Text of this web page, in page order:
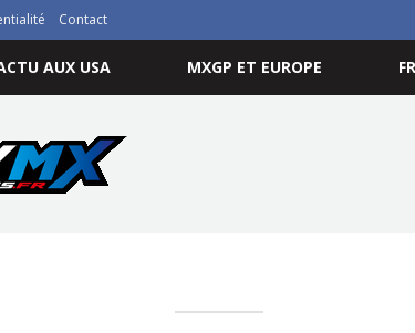
Contact
AUX USA MXGP ET EUROPE